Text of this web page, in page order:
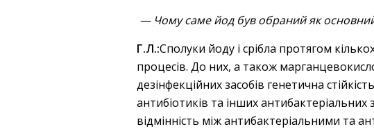
— Чому саме йод був обраний як
Г.Л.:Сполуки йоду і срібла протягом
процесів. До них, а також
дезінфекційних засобів генетична
антибіотиків та інших антибактеріальних
відмінність між антибактеріальними та